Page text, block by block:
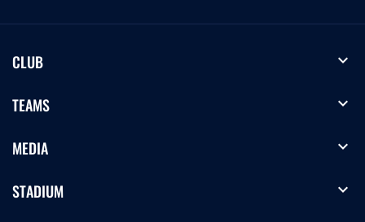
CLUB expand_more
TEAMS expand_more
MEDIA expand_more
STADIUM expand_more